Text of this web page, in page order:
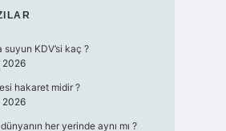
suyun KDV’si kaç ?
2026
hakaret midir ?
2026
her yerinde aynı mı ?